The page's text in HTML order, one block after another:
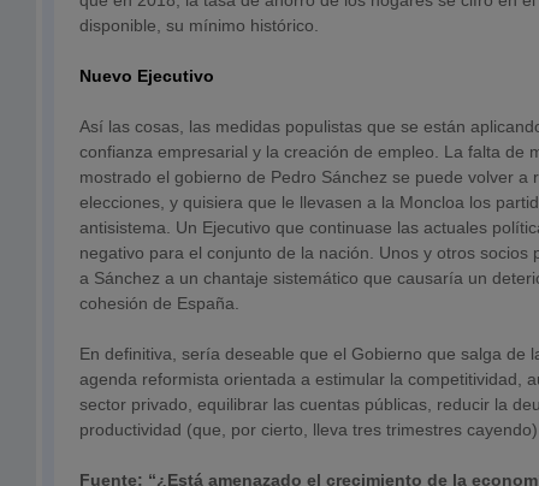
disponible, su mínimo histórico.
Nuevo Ejecutivo
Así las cosas, las medidas populistas que se están
confianza empresarial y la creación de empleo. La falta de
mostrado el gobierno de Pedro Sánchez se puede volver a
elecciones, y quisiera que le llevasen a la Moncloa los
antisistema. Un Ejecutivo que continuase las actuales
negativo para el conjunto de la nación. Unos y otros socios
a Sánchez a un chantaje sistemático que causaría un
cohesión de España.
En definitiva, sería deseable que el Gobierno que salga de
agenda reformista orientada a estimular la competitividad,
sector privado, equilibrar las cuentas públicas, reducir la
productividad (que, por cierto, lleva tres trimestres
Fuente: “¿Está amenazado el crecimiento de la